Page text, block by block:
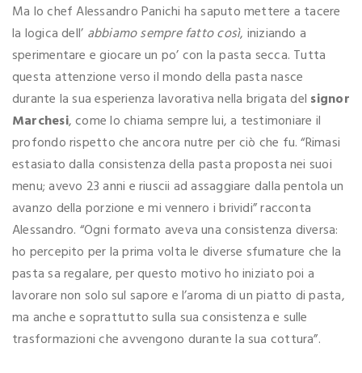
Ma lo chef Alessandro Panichi ha saputo mettere a tacere
la logica dell’ abbiamo sempre fatto così, iniziando a
sperimentare e giocare un po’ con la pasta secca. Tutta
questa attenzione verso il mondo della pasta nasce
durante la sua esperienza lavorativa nella brigata del signor
Marchesi, come lo chiama sempre lui, a testimoniare il
profondo rispetto che ancora nutre per ciò che fu. “Rimasi
estasiato dalla consistenza della pasta proposta nei suoi
menu; avevo 23 anni e riuscii ad assaggiare dalla pentola un
avanzo della porzione e mi vennero i brividi” racconta
Alessandro. “Ogni formato aveva una consistenza diversa:
ho percepito per la prima volta le diverse sfumature che la
pasta sa regalare, per questo motivo ho iniziato poi a
lavorare non solo sul sapore e l’aroma di un piatto di pasta,
ma anche e soprattutto sulla sua consistenza e sulle
trasformazioni che avvengono durante la sua cottura”.